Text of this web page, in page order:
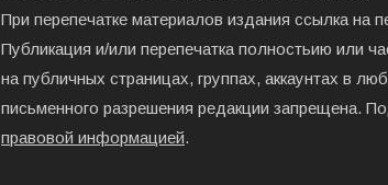
При перепечатке материалов издания ссылка на
Публикация и/или перепечатка полностьию или
на публичных страницах, группах, аккаунтах в
письменного разрешения редакции запрещена.
правовой информацией.